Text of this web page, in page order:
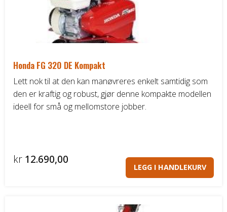
Honda FG 320 DE Kompakt
Lett nok til at den kan manøvreres enkelt samtidig som
den er kraftig og robust, gjør denne kompakte modellen
ideell for små og mellomstore jobber.
kr 12.690,00
LEGG I HANDLEKURV